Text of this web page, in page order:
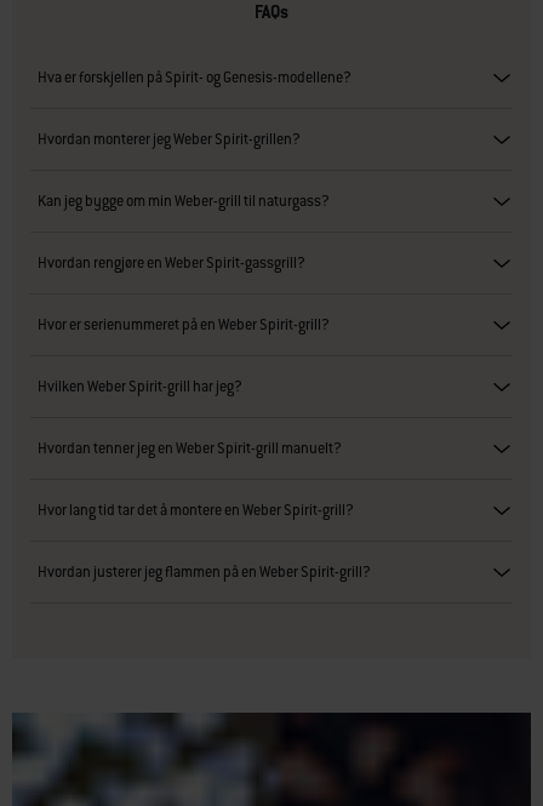
FAQs
Hva er forskjellen på Spirit- og Genesis-modellene?
Hvordan monterer jeg Weber Spirit-grillen?
Kan jeg bygge om min Weber-grill til naturgass?
Hvordan rengjøre en Weber Spirit-gassgrill?
Hvor er serienummeret på en Weber Spirit-grill?
Hvilken Weber Spirit-grill har jeg?
Hvordan tenner jeg en Weber Spirit-grill manuelt?
Hvor lang tid tar det å montere en Weber Spirit-grill?
Hvordan justerer jeg flammen på en Weber Spirit-grill?